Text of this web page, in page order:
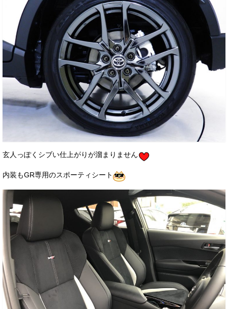
玄人っぽくシブい仕上がりが溜まりません
内装もGR専用のスポーティシート